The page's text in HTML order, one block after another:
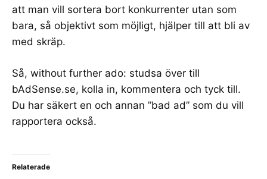
att man vill sortera bort konkurrenter utan som
bara, så objektivt som möjligt, hjälper till att bli av
med skräp.
Så, without further ado: studsa över till
bAdSense.se, kolla in, kommentera och tyck till.
Du har säkert en och annan ”bad ad” som du vill
rapportera också.
Relaterade